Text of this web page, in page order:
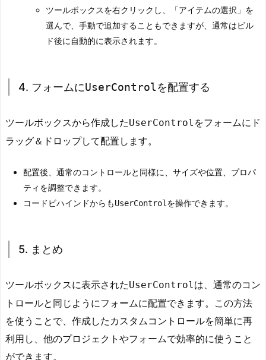
作
成
る
5.
2.
ル
し
s
e
r
ツールボックスを右クリックし、「アイテムの選択」を
選んで、手動で追加することもできますが、通常はビル
ド後に自動的に表示されます。
4. フォームにUserControlを配置する
ツールボックスから作成したUserControl をフォームにド
ラッグ＆ドロップして配置します。
配置後、通常のコントロールと同様に、サイズや位置、プロパ
ティを調整できます。
コードビハインドからもUserControlを操作できます。
5. まとめ
ツールボックスに表示されたUserControlは、通常のコン
トロールと同じようにフォームに配置できます。この方法
を使うことで、作成したカスタムコントロールを簡単に再
利用し、他のプロジェクトやフォームで効率的に使うこと
ができます。